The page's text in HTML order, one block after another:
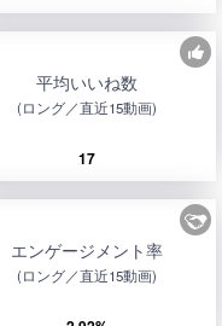
平均いいね数
(ロング／直近15動画)
17
エンゲージメント率
(ロング／直近15動画)